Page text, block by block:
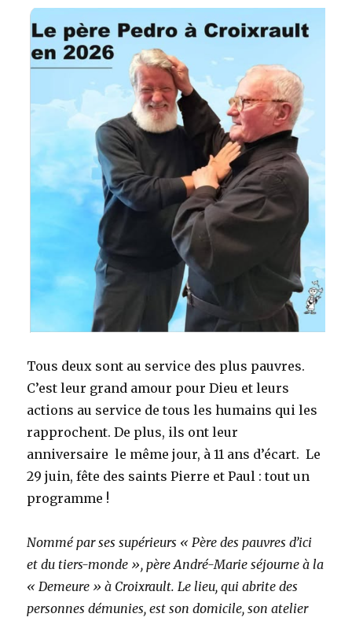
Tous deux sont au service des plus pauvres.
C’est leur grand amour pour Dieu et leurs
actions au service de tous les humains qui les
rapprochent. De plus, ils ont leur
anniversaire le même jour, à 11 ans d’écart. Le
29 juin, fête des saints Pierre et Paul : tout un
programme !
Nommé par ses supérieurs « Père des pauvres d’ici
et du tiers-monde », père André-Marie séjourne à la
« Demeure » à Croixrault. Le lieu, qui abrite des
personnes démunies, est son domicile, son atelier